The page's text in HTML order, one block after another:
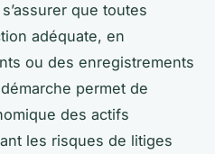
que toutes
adéquate, en
ou des enregistrements
permet de
des actifs
les risques de litiges